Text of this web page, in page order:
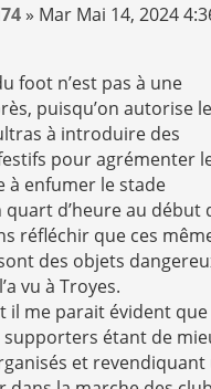
» Mar Mai 14, 2024
foot n’est pas à une
puisqu’on autorise
à introduire des
pour agrémenter
enfumer le stade
d’heure au début
réfléchir que ces
des objets
vu à Troyes.
il me parait évident que
supporters étant de
et revendiquant